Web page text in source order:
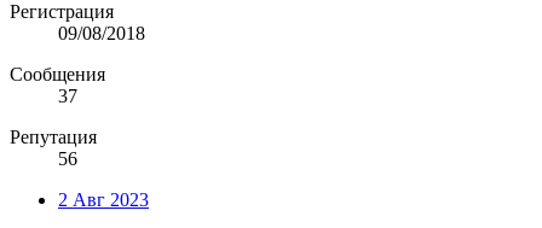
Регистрация
09/08/2018
Сообщения
37
Репутация
56
2 Авг 2023